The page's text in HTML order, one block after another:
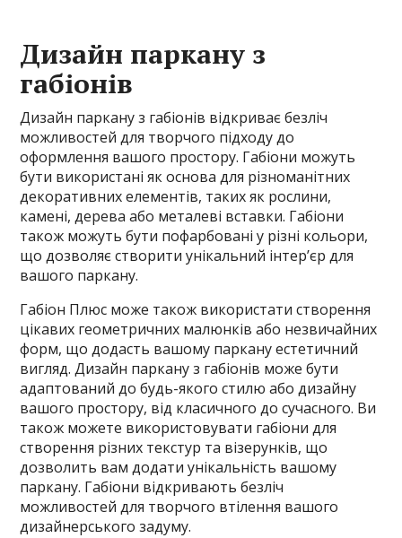
Дизайн паркану з
габіонів
Дизайн паркану з габіонів відкриває безліч
можливостей для творчого підходу до
оформлення вашого простору. Габіони можуть
бути використані як основа для різноманітних
декоративних елементів, таких як рослини,
камені, дерева або металеві вставки. Габіони
також можуть бути пофарбовані у різні кольори,
що дозволяє створити унікальний інтер’єр для
вашого паркану.
Габіон Плюс може також використати створення
цікавих геометричних малюнків або незвичайних
форм, що додасть вашому паркану естетичний
вигляд. Дизайн паркану з габіонів може бути
адаптований до будь-якого стилю або дизайну
вашого простору, від класичного до сучасного. Ви
також можете використовувати габіони для
створення різних текстур та візерунків, що
дозволить вам додати унікальність вашому
паркану. Габіони відкривають безліч
можливостей для творчого втілення вашого
дизайнерського задуму.